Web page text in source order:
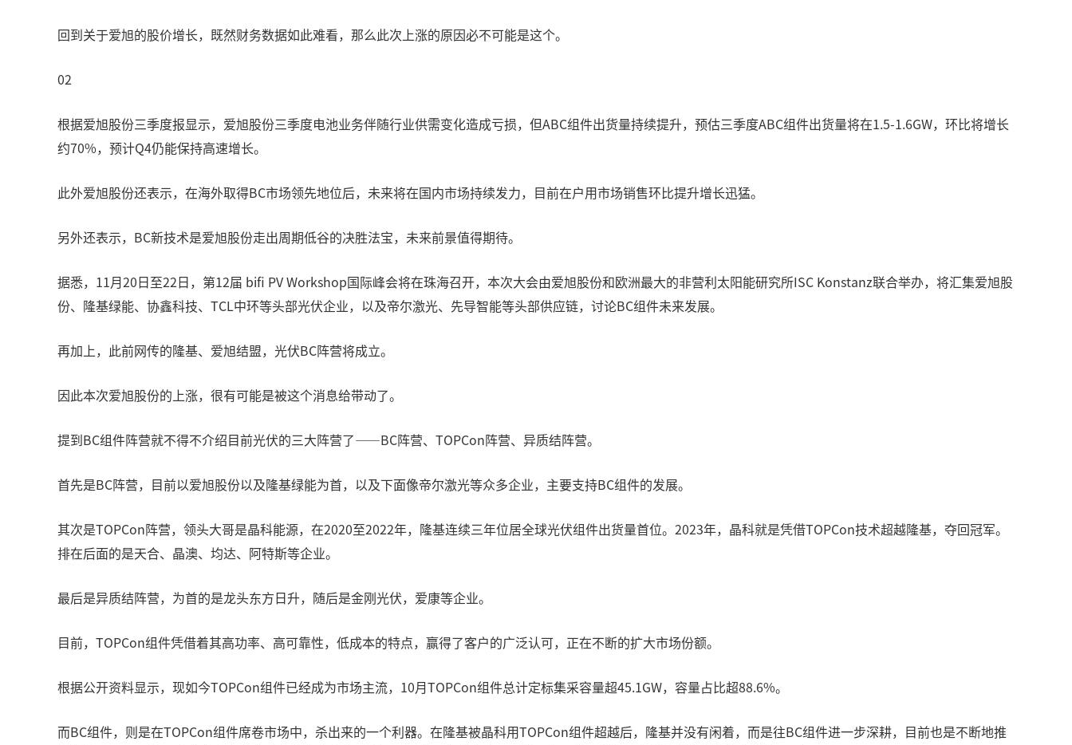
回到关于爱旭的股价增长，既然财务数据如此难看，那么此次上涨的原因必不可能是这个。
02
根据爱旭股份三季度报显示，爱旭股份三季度电池业务伴随行业供需变化造成亏损，但ABC组件出货量持续提升，预估三季度ABC组件出货量将在1.5-1.6GW，环比将增长
约70%，预计Q4仍能保持高速增长。
此外爱旭股份还表示，在海外取得BC市场领先地位后，未来将在国内市场持续发力，目前在户用市场销售环比提升增长迅猛。
另外还表示，BC新技术是爱旭股份走出周期低谷的决胜法宝，未来前景值得期待。
据悉，11月20日至22日，第12届 bifi PV Workshop国际峰会将在珠海召开，本次大会由爱旭股份和欧洲最大的非营利太阳能研究所ISC Konstanz联合举办，将汇集爱旭股
份、隆基绿能、协鑫科技、TCL中环等头部光伏企业，以及帝尔激光、先导智能等头部供应链，讨论BC组件未来发展。
再加上，此前网传的隆基、爱旭结盟，光伏BC阵营将成立。
因此本次爱旭股份的上涨，很有可能是被这个消息给带动了。
提到BC组件阵营就不得不介绍目前光伏的三大阵营了——BC阵营、TOPCon阵营、异质结阵营。
首先是BC阵营，目前以爱旭股份以及隆基绿能为首，以及下面像帝尔激光等众多企业，主要支持BC组件的发展。
其次是TOPCon阵营，领头大哥是晶科能源，在2020至2022年，隆基连续三年位居全球光伏组件出货量首位。2023年，晶科就是凭借TOPCon技术超越隆基，夺回冠军。
排在后面的是天合、晶澳、均达、阿特斯等企业。
最后是异质结阵营，为首的是龙头东方日升，随后是金刚光伏，爱康等企业。
目前，TOPCon组件凭借着其高功率、高可靠性，低成本的特点，赢得了客户的广泛认可，正在不断的扩大市场份额。
根据公开资料显示，现如今TOPCon组件已经成为市场主流，10月TOPCon组件总计定标集采容量超45.1GW，容量占比超88.6%。
而BC组件，则是在TOPCon组件席卷市场中，杀出来的一个利器。在隆基被晶科用TOPCon组件超越后，隆基并没有闲着，而是往BC组件进一步深耕，目前也是不断地推